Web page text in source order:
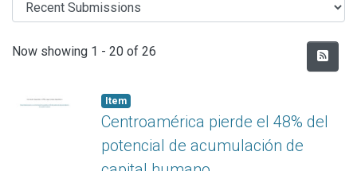
Recent Submissions
Now showing 1 - 20 of 26
Item
Centroamérica pierde el 48% del
potencial de acumulación de